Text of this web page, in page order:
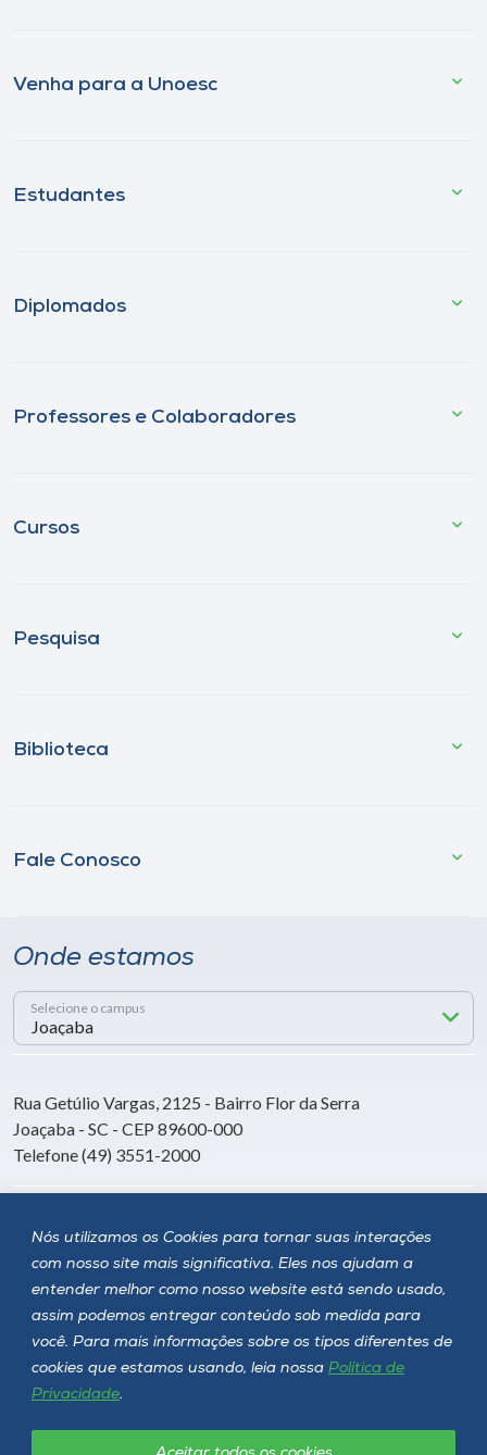
Nós utilizamos os Cookies para tornar suas interações
com nosso site mais significativa. Eles nos ajudam a
entender melhor como nosso website está sendo usado,
assim podemos entregar conteúdo sob medida para
você. Para mais informações sobre os tipos diferentes de
cookies que estamos usando, leia nossa Política de
Privacidade.
Venha para a Unoesc
Estudantes
Diplomados
Professores e Colaboradores
Cursos
Pesquisa
Biblioteca
Fale Conosco
Onde estamos
Selecione o campus
Rua Getúlio Vargas, 2125 - Bairro Flor da Serra
Joaçaba - SC - CEP 89600-000
Telefone (49) 3551-2000
Siga a Unoesc